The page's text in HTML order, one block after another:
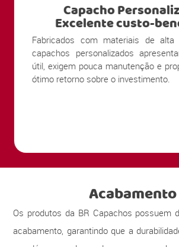
Capacho
Excelente custo-
Fabricados com materiais de alta
capachos personalizados
útil, exigem pouca manutenção e
ótimo retorno sobre o investimento.
Acabamento
Os produtos da BR Capachos possuem
acabamento, garantindo que a